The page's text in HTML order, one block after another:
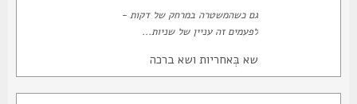
גם כשהמשטרה במרחק של דקות -
לפעמים זה עניין של שניות...
שא בְּאחריות ושא ברכה